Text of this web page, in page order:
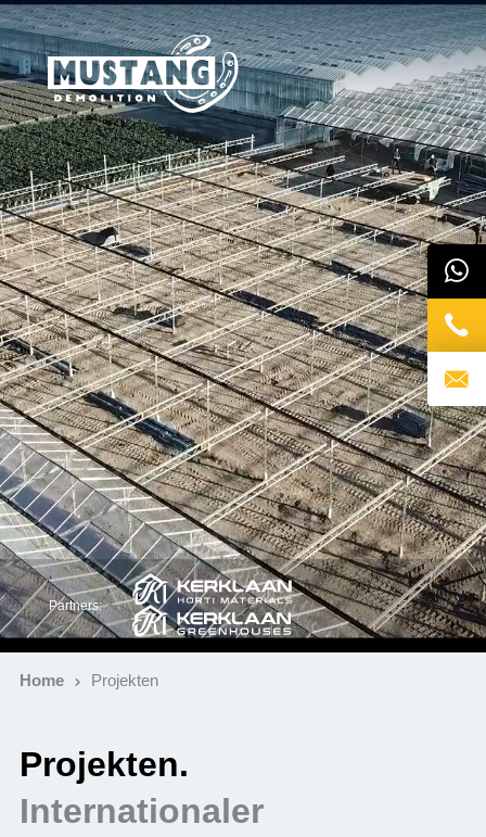
Partners:
Home Projekten
Projekten.
Internationaler